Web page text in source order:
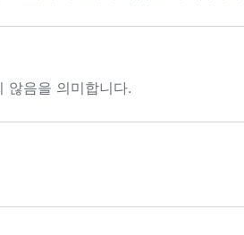
않음을 의미합니다.